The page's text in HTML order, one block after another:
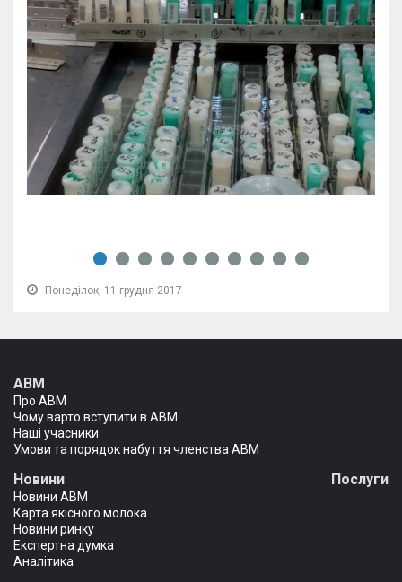
Понеділок, 11 грудня 2017
АВМ
Про АВМ
Чому варто вступити в АВМ
Наші учасники
Умови та порядок набуття членства АВМ
Новини
Новини АВМ
Карта якісного молока
Новини ринку
Експертна думка
Аналітика
Послуги